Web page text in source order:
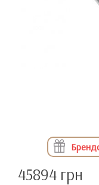
45894 грн